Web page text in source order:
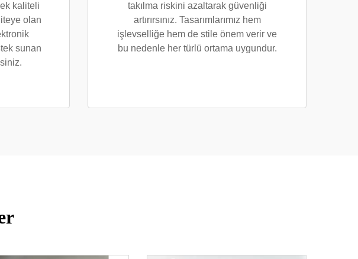
kaliteli
olan
sunan
takılma riskini azaltarak güvenliği
artırırsınız. Tasarımlarımız hem
işlevselliğe hem de stile önem verir ve
bu nedenle her türlü ortama uygundur.